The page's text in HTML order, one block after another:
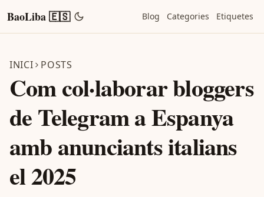
BaoLiba 🇪🇸 Blog Categories Etiquetes
INICI POSTS
Com col·laborar bloggers
de Telegram a Espanya
amb anunciants italians
el 2025